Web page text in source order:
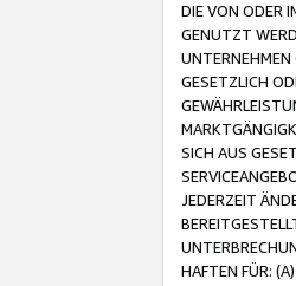
DIE VON ODER
GENUTZT
UNTERNEHMEN
GESETZLICH
SICH AUS
JEDERZEIT
HAFTEN FÜR: